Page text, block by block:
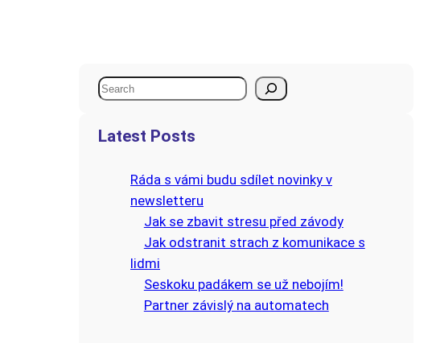
S
aLatest Posts
Ráda s vámi budu sdílet novinky v
newsletteru
Jak se zbavit stresu před závody
Jak odstranit strach z komunikace s
lidmi
Seskoku padákem se už nebojím!
Partner závislý na automatech